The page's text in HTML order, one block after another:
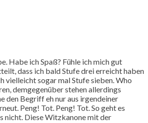
Habe ich Spaß? Fühle ich mich gut
dass ich bald Stufe drei erreicht haben
vielleicht sogar mal Stufe sieben. Who
demgegenüber stehen allerdings
den Begriff eh nur aus irgendeiner
Peng! Tot. Peng! Tot. So geht es
nicht. Diese Witzkanone mit der